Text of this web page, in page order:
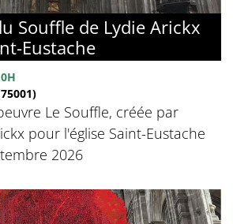
Souffle de Lydie Arickx
Eustache
Le Souffle, créée par
pour l'église Saint-Eustache
2026